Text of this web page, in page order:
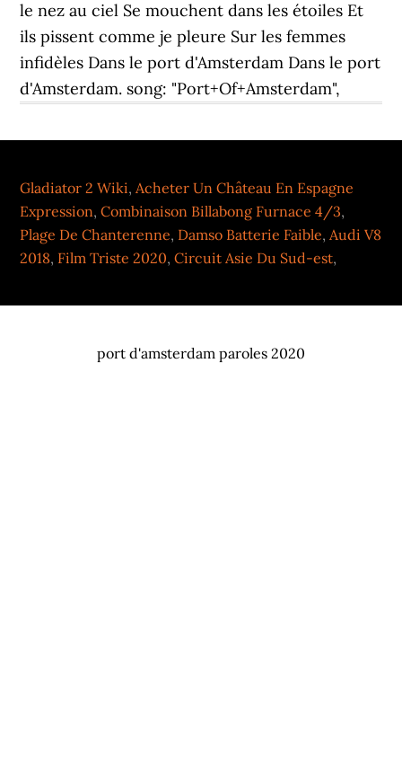
le nez au ciel Se mouchent dans les étoiles Et
ils pissent comme je pleure Sur les femmes
infidèles Dans le port d'Amsterdam Dans le port
d'Amsterdam. song: "Port+Of+Amsterdam",
Gladiator 2 Wiki,Acheter Un Château En Espagne
Expression,Combinaison Billabong Furnace 4/3,
Plage De Chanterenne, Damso Batterie Faible,Audi V8
2018, Film Triste 2020,Circuit Asie Du Sud-est,
port d'amsterdam paroles 2020